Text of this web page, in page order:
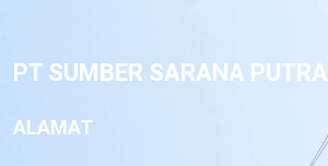
PT SUMBER SARANA PUTRA
ALAMAT